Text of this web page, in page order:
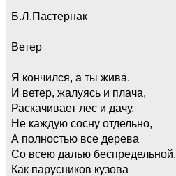
Б.Л.Пастернак
Ветер
Я кончился, а ты жива.
И ветер, жалуясь и плача,
Раскачивает лес и дачу.
Не каждую сосну отдельно,
А полностью все дерева
Со всею далью беспредельной,
Как парусников кузова